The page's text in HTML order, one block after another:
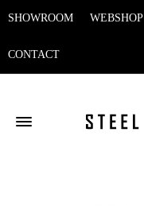
SHOWROOM WEBSHOP
CONTACT